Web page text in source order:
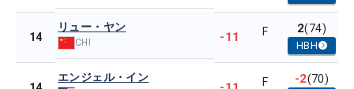
14
リュー・ヤン
CHI -11 F 2(74)
HBH
エンジェル・イン F -2(70)